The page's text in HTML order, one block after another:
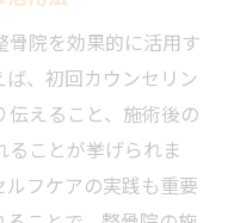
骨院を効果的に活用す
、初回カウンセリン
えること、施術後の
ことが挙げられま
フケアの実践も重要